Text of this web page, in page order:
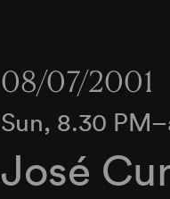
08/07/2001
Sun, 8.30
José